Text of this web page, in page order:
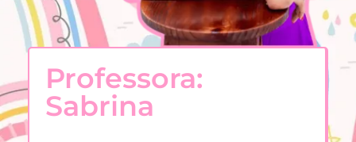
Professora:
Sabrina